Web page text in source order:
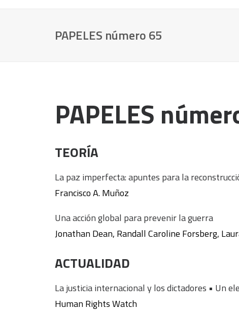
PAPELES número 65
PAPELES
TEORÍA
La paz imperfecta: apuntes para la
Francisco A. Muñoz
Una acción global para prevenir la guerra
Jonathan Dean, Randall Caroline Forsberg,
ACTUALIDAD
La justicia internacional y los dictadores • Un
Human Rights Watch